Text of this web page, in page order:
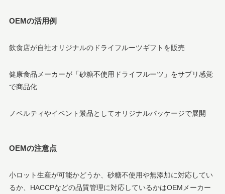
OEMの活用例
飲食店が自社オリジナルのドライフルーツギフトを販売
健康食品メーカーが「砂糖不使用ドライフルーツ」をサプリ感覚
で商品化
ノベルティやイベント景品としてオリジナルパッケージで展開
OEMの注意点
小ロット生産が可能かどうか、砂糖不使用や無添加に対応してい
るか、HACCPなどの品質管理に対応しているかはOEMメーカー